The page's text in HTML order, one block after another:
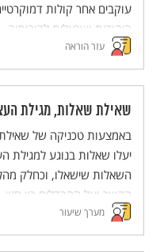
עוקבים אחר קולות
היהודית-ישראלית לדורותיה.
עזר הוראה
שאילת שאלות, מגילת
באמצעות טכניקה של
יעלו שאלות בנוגע למגילת
השאלות שישאלו, וכחלק
הקשר ועל ההבדלים בין חזון,
אלה יובילו לחשיבה משותפת
מופת.
מערך שיעור